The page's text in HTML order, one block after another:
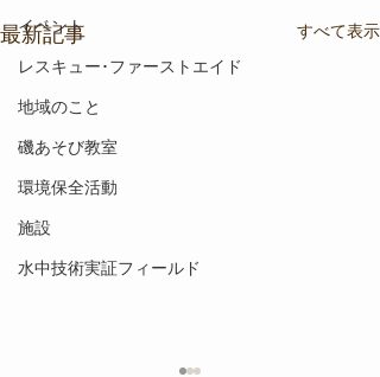
イベント
レスキュー･ファーストエイド
地域のこと
磯あそび教室
環境保全活動
施設
水中技術実証フィールド
最新記事 すべて表示